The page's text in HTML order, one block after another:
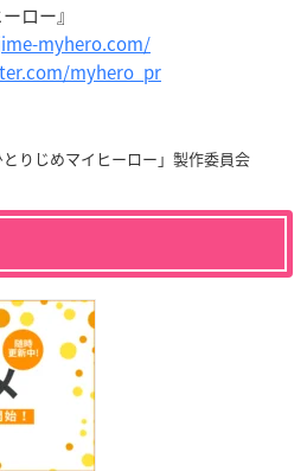
ロー』
myhero.com/
myhero_pr
りじめマイヒーロー」製作委員会